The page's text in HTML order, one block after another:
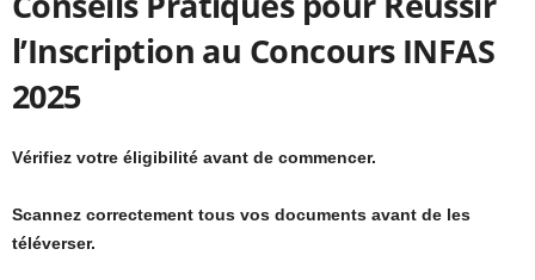
l’Inscription au Concours INFAS
2025
Vérifiez votre éligibilité avant de commencer.
Scannez correctement tous vos documents avant de les
téléverser.